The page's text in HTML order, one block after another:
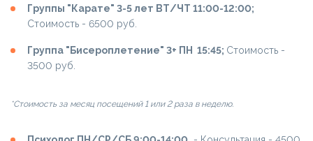
Группы "Карате" 3-5 лет ВТ/ЧТ 11:00-12:00;
Cтоимость - 6500 руб.
Группа "Бисероплетение" 3+ ПН 15:45; Cтоимость -
3500 руб.
*Стоимость за месяц посещений 1 или 2 раза в неделю.